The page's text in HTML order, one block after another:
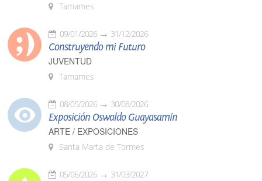
Tamames
09/01/2026 31/12/2026
Construyendo mi Futuro
JUVENTUD
Tamames
08/05/2026 30/08/2026
Exposición Oswaldo Guayasamín
ARTE / EXPOSICIONES
Santa Marta de Tormes
05/06/2026 31/03/2027